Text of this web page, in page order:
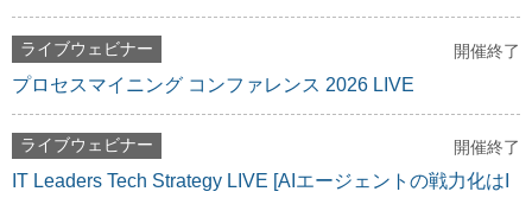
ライブウェビナー 開催終了
プロセスマイニング コンファレンス 2026 LIVE
ライブウェビナー 開催終了
IT Leaders Tech Strategy LIVE [AIエージェントの戦力化はI